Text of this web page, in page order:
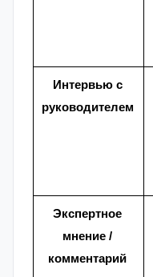
Интервью с
руководителем
Экспертное
мнение /
комментарий